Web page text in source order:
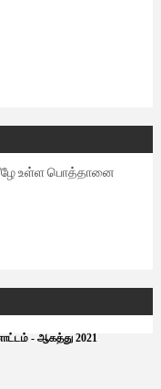
உள்ள பொத்தானை
- ஆகத்து 2021